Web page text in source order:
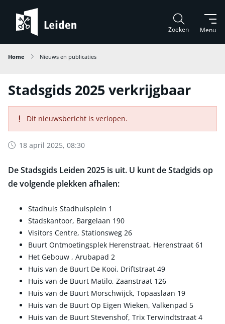
Menu
Zoeken
Home Nieuws en publicaties
Stadsgids 2025 verkrijgbaar
Dit nieuwsbericht is verlopen.
18 april 2025, 08:30
De Stadsgids Leiden 2025 is uit. U kunt de Stadgids op
de volgende plekken afhalen:
Stadhuis Stadhuisplein 1
Stadskantoor, Bargelaan 190
Visitors Centre, Stationsweg 26
Buurt Ontmoetingsplek Herenstraat, Herenstraat 61
Het Gebouw , Arubapad 2
Huis van de Buurt De Kooi, Driftstraat 49
Huis van de Buurt Matilo, Zaanstraat 126
Huis van de Buurt Morschwijck, Topaaslaan 19
Huis van de Buurt Op Eigen Wieken, Valkenpad 5
Huis van de Buurt Stevenshof, Trix Terwindtstraat 4